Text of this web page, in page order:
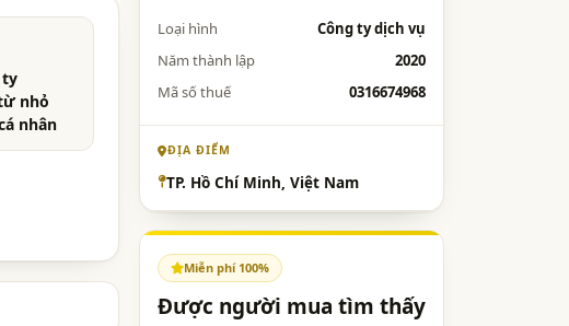
ty
nhỏ
nhân
Loại hình
Công ty dịch vụ
Năm thành lập
2020
Mã số thuế
0316674968
ĐỊA ĐIỂM
TP. Hồ Chí Minh, Việt Nam
Miễn phí 100%
Được người mua tìm thấy